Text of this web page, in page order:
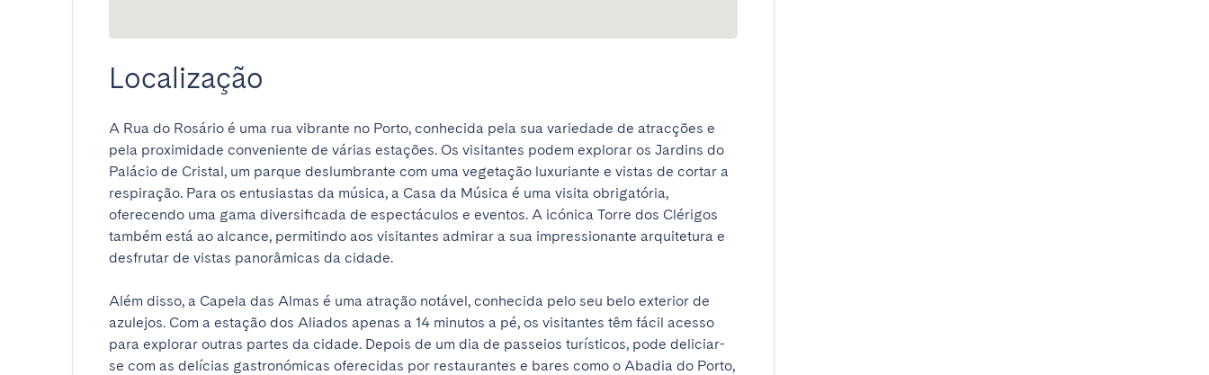
Localização
A Rua do Rosário é uma rua vibrante no Porto, conhecida pela sua variedade de atracções e
pela proximidade conveniente de várias estações. Os visitantes podem explorar os Jardins do
Palácio de Cristal, um parque deslumbrante com uma vegetação luxuriante e vistas de cortar a
respiração. Para os entusiastas da música, a Casa da Música é uma visita obrigatória,
oferecendo uma gama diversificada de espectáculos e eventos. A icónica Torre dos Clérigos
também está ao alcance, permitindo aos visitantes admirar a sua impressionante arquitetura e
desfrutar de vistas panorâmicas da cidade.
Além disso, a Capela das Almas é uma atração notável, conhecida pelo seu belo exterior de
azulejos. Com a estação dos Aliados apenas a 14 minutos a pé, os visitantes têm fácil acesso
para explorar outras partes da cidade. Depois de um dia de passeios turísticos, pode deliciar-
se com as delícias gastronómicas oferecidas por restaurantes e bares como o Abadia do Porto,